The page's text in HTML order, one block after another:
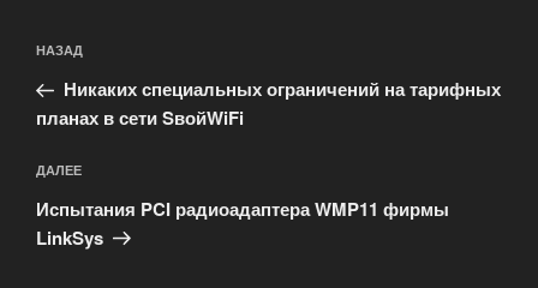
по
записям
Предыдущая
запись:
НАЗАД
Никаких специальных ограничений на тарифных
планах в сети SвойWiFi
Следующая
запись
ДАЛЕЕ
Испытания PCI радиоадаптера WMP11 фирмы
LinkSys